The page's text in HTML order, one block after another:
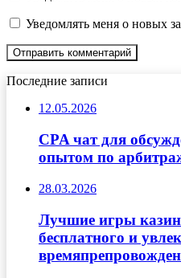
Уведомлять меня о новых
Последние записи
12.05.2026
CPA чат для
опытом по
28.03.2026
Лучшие игры
бесплатного и